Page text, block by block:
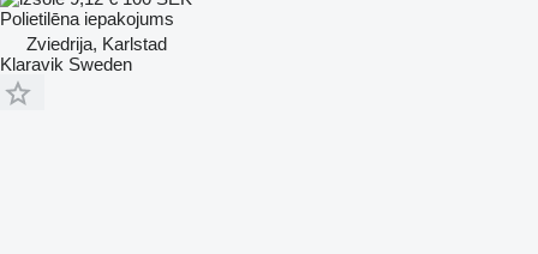
Polietilēna iepakojums
Zviedrija, Karlstad
Klaravik Sweden